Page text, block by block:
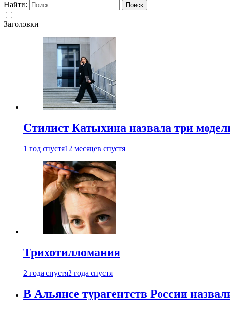
Найти:
Заголовки
Стилист Катыхина назвала три
1 год спустя12 месяцев спустя
Трихотилломания
2 года спустя2 года спустя
В Альянсе турагентств России